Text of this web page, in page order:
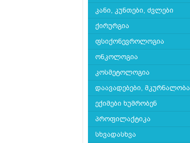
კანი, კუნთები, ძვლები
ქირურგია
ფსიქონევროლოგია
ონკოლოგია
კოსმეტოლოგია
დაავადებები, მკურნალობა
ექიმები ხუმრობენ
პროფილაქტიკა
სხვადასხვა